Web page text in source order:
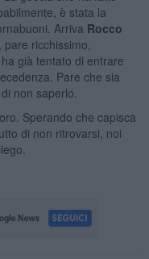
è stata la
Arriva Rocco
pare ricchissimo,
già tentato di entrare
Pare che sia
non saperlo.
Sperando che capisca
di non ritrovarsi, noi